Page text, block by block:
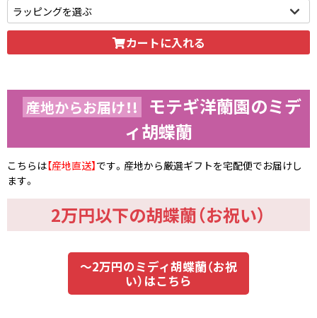
カートに入れる
産地からお届け！!
モテギ洋蘭園のミデ
ィ胡蝶蘭
こちらは【産地直送】です。産地から厳選ギフトを宅配便でお届けし
ます。
2万円以下の胡蝶蘭（お祝い）
～2万円のミディ胡蝶蘭（お祝
い）はこちら